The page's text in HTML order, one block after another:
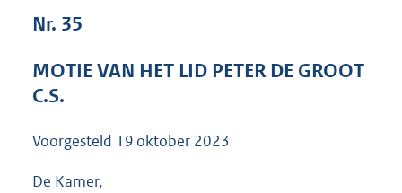
K
Nr. 35
MOTIE VAN HET LID PETER DE GROOT
C.S.
Voorgesteld 19 oktober 2023
De Kamer,